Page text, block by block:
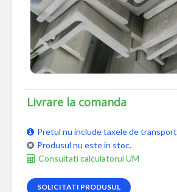
Livrare la comanda
Pretul nu include taxele de transport
Produsul nu este in stoc.
Consultati calculatorul UM
SOLICITATI PRODUSUL